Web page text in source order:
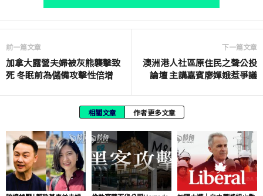
前一篇文章
加拿大露營夫婦被灰熊襲擊致
死 冬眠前為儲備攻擊性倍增
下一篇文章
澳洲港人社區原住民之聲公投
論壇 主講嘉賓廖嬋娥惹爭議
相關文章 作者更多文章